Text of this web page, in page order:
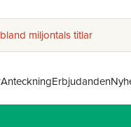
miljontals titlar
AnteckningErbjudanden